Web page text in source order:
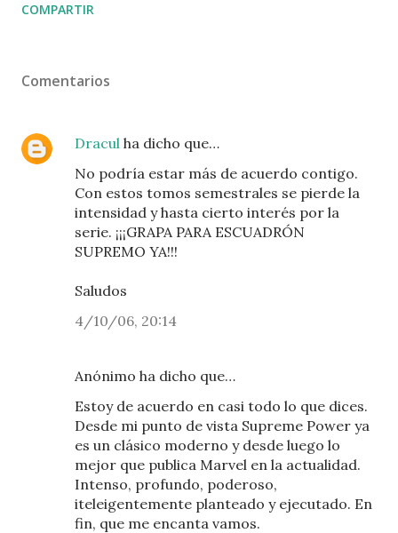
COMPARTIR
Comentarios
Dracul ha dicho que…
No podría estar más de acuerdo contigo.
Con estos tomos semestrales se pierde la
intensidad y hasta cierto interés por la
serie. ¡¡¡GRAPA PARA ESCUADRÓN
SUPREMO YA!!!
Saludos
4/10/06, 20:14
Anónimo ha dicho que…
Estoy de acuerdo en casi todo lo que dices.
Desde mi punto de vista Supreme Power ya
es un clásico moderno y desde luego lo
mejor que publica Marvel en la actualidad.
Intenso, profundo, poderoso,
iteleigentemente planteado y ejecutado. En
fin, que me encanta vamos.